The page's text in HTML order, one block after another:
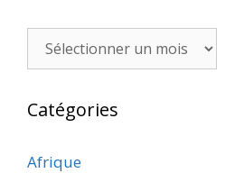
Archives
Catégories
Afrique